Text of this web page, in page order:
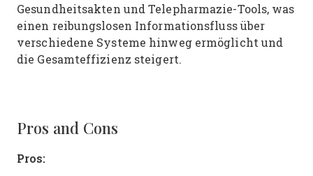
Gesundheitsakten und Telepharmazie-Tools, was
einen reibungslosen Informationsfluss über
verschiedene Systeme hinweg ermöglicht und
die Gesamteffizienz steigert.
Pros and Cons
Pros: